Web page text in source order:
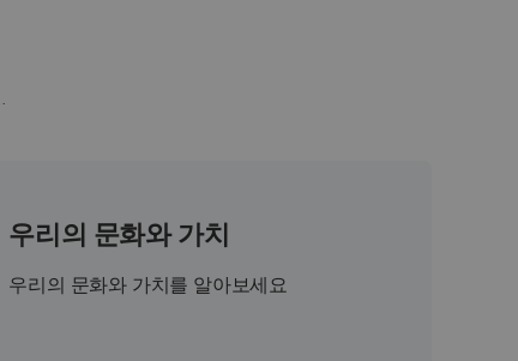
우리의 문화와 가치
우리의 문화와 가치를 알아보세요